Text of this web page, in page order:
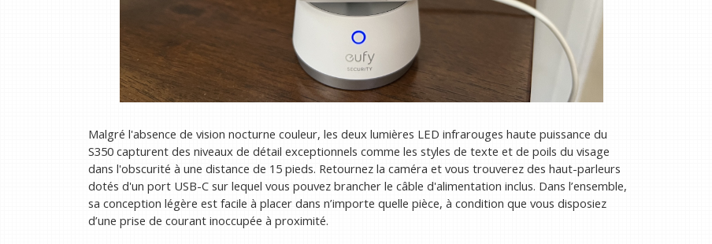
Malgré l'absence de vision nocturne couleur, les deux lumières LED infrarouges haute puissance du
S350 capturent des niveaux de détail exceptionnels comme les styles de texte et de poils du visage
dans l'obscurité à une distance de 15 pieds. Retournez la caméra et vous trouverez des haut-parleurs
dotés d'un port USB-C sur lequel vous pouvez brancher le câble d'alimentation inclus. Dans l’ensemble,
sa conception légère est facile à placer dans n’importe quelle pièce, à condition que vous disposiez
d’une prise de courant inoccupée à proximité.